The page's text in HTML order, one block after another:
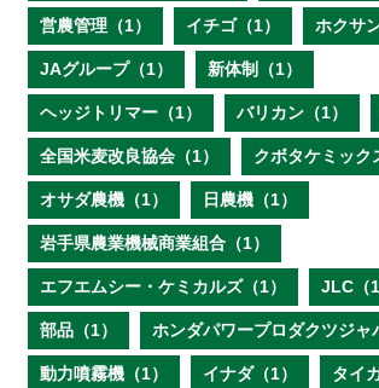
営農管理（1） イチゴ（1） ホクサ
JAグループ（1） 新体制（1）
ヘッジトリマー（1） バリカン（1）
全国米麦改良協会（1） クボタケミック
オサダ農機（1） 日農機（1）
岩手県農業機械商業組合（1）
エフエムシー・ケミカルズ（1） JLC（1
部品（1） ホンダパワープロダクツジャ
動力噴霧機（1） イナダ（1） タイ